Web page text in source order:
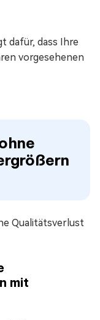
dafür, dass Ihre
vorgesehenen
Qualitätsverlust
mit